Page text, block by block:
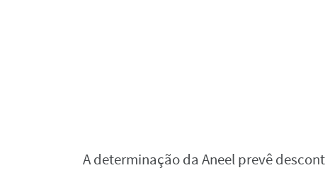
A determinação da Aneel prevê